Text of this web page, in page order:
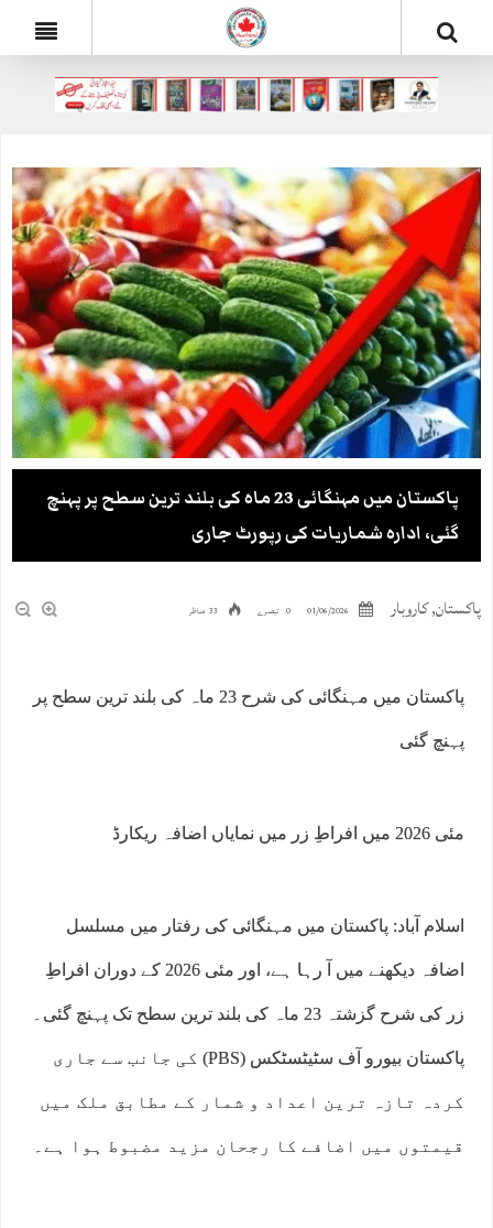
پاکستان میں مہنگائی 23 ماہ کی بلند ترین سطح پر پہنچ
گئی، ادارہ شماریات کی رپورٹ جاری
پاکستان,کاروبار 01/06/2026 0 تبصرے 33 مناظر
پاکستان میں مہنگائی کی شرح 23 ماہ کی بلند ترین سطح پر
پہنچ گئی
مئی 2026 میں افراطِ زر میں نمایاں اضافہ ریکارڈ
اسلام آباد: پاکستان میں مہنگائی کی رفتار میں مسلسل
اضافہ دیکھنے میں آ رہا ہے، اور مئی 2026 کے دوران افراطِ
زر کی شرح گزشتہ 23 ماہ کی بلند ترین سطح تک پہنچ گئی۔
پاکستان بیورو آف سٹیٹسٹکس (PBS) کی جانب سے جاری
کردہ تازہ ترین اعداد و شمار کے مطابق ملک میں
قیمتوں میں اضافے کا رجحان مزید مضبوط ہوا ہے۔